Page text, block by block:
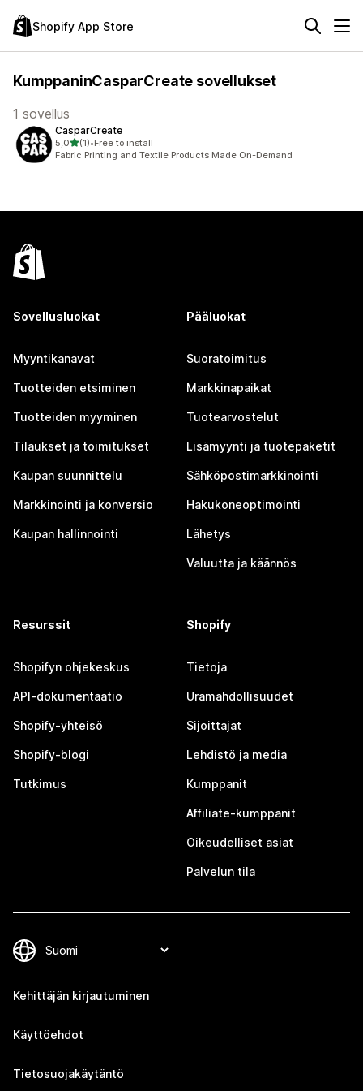
Shopify App Store
KumppaninCasparCreate sovellukset
1 sovellus
CasparCreate
5,0/ 5 tähteä
(1)
1 arvostelua yhteensä
•Free to install
Fabric Printing and Textile Products Made On-Demand
Sovellusluokat
Myyntikanavat
Tuotteiden etsiminen
Tuotteiden myyminen
Tilaukset ja toimitukset
Kaupan suunnittelu
Markkinointi ja konversio
Kaupan hallinnointi
Pääluokat
Suoratoimitus
Markkinapaikat
Tuotearvostelut
Lisämyynti ja tuotepaketit
Sähköpostimarkkinointi
Hakukoneoptimointi
Lähetys
Valuutta ja käännös
Resurssit
Shopifyn ohjekeskus
API-dokumentaatio
Shopify-yhteisö
Shopify-blogi
Tutkimus
Shopify
Tietoja
Uramahdollisuudet
Sijoittajat
Lehdistö ja media
Kumppanit
Affiliate-kumppanit
Oikeudelliset asiat
Palvelun tila
Kehittäjän kirjautuminen
Käyttöehdot
Tietosuojakäytäntö